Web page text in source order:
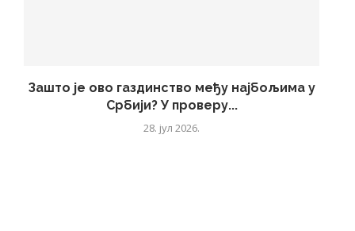
Зашто је ово газдинство међу најбољима у
Србији? У проверу...
28. јул 2026.